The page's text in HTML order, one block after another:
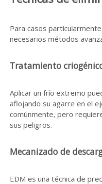
Para casos
necesarios métodos
Tratamiento
Aplicar un frío extremo
aflojando su agarre en el
comúnmente, pero
sus peligros.
Mecanizado de
EDM es una técnica de